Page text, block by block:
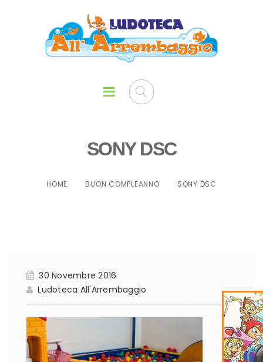
SONY DSC
HOME BUON COMPLEANNO SONY DSC
30 Novembre 2016
Ludoteca All'Arrembaggio